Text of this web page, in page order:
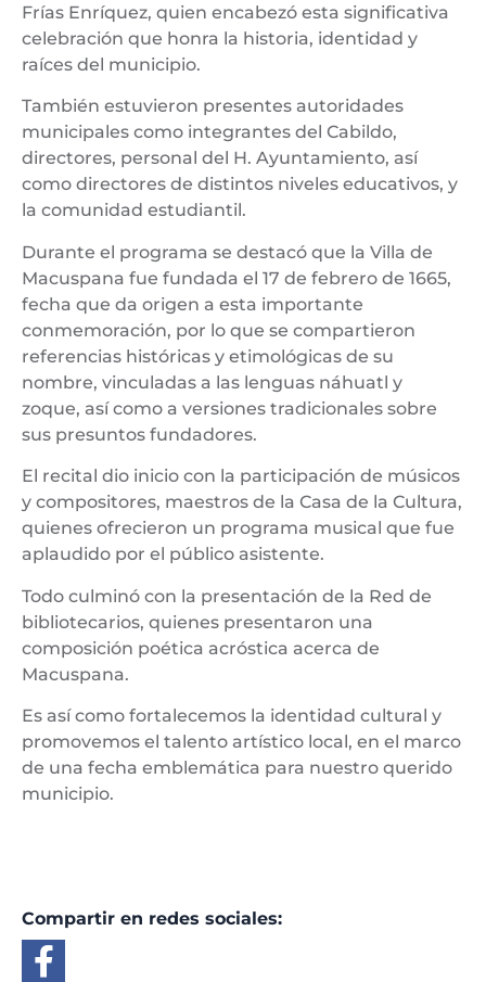
Frías Enríquez, quien encabezó esta significativa
celebración que honra la historia, identidad y
raíces del municipio.
También estuvieron presentes autoridades
municipales como integrantes del Cabildo,
directores, personal del H. Ayuntamiento, así
como directores de distintos niveles educativos, y
la comunidad estudiantil.
Durante el programa se destacó que la Villa de
Macuspana fue fundada el 17 de febrero de 1665,
fecha que da origen a esta importante
conmemoración, por lo que se compartieron
referencias históricas y etimológicas de su
nombre, vinculadas a las lenguas náhuatl y
zoque, así como a versiones tradicionales sobre
sus presuntos fundadores.
El recital dio inicio con la participación de músicos
y compositores, maestros de la Casa de la Cultura,
quienes ofrecieron un programa musical que fue
aplaudido por el público asistente.
Todo culminó con la presentación de la Red de
bibliotecarios, quienes presentaron una
composición poética acróstica acerca de
Macuspana.
Es así como fortalecemos la identidad cultural y
promovemos el talento artístico local, en el marco
de una fecha emblemática para nuestro querido
municipio.
Compartir en redes sociales: